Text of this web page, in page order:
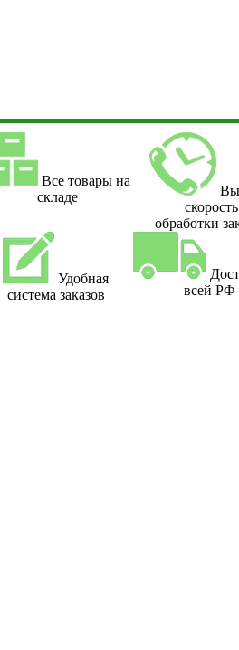
Все товары на
складе
скорость
обработки
Удобная
система заказов
всей РФ